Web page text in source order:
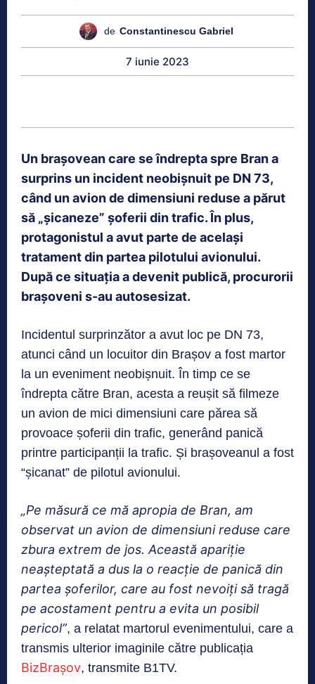
de Constantinescu Gabriel
7 iunie 2023
Un brașovean care se îndrepta spre Bran a
surprins un incident neobișnuit pe DN 73,
când un avion de dimensiuni reduse a părut
să „șicaneze” șoferii din trafic. În plus,
protagonistul a avut parte de același
tratament din partea pilotului avionului.
După ce situația a devenit publică, procurorii
brașoveni s-au autosesizat.
Incidentul surprinzător a avut loc pe DN 73,
atunci când un locuitor din Brașov a fost martor
la un eveniment neobișnuit. În timp ce se
îndrepta către Bran, acesta a reușit să filmeze
un avion de mici dimensiuni care părea să
provoace șoferii din trafic, generând panică
printre participanții la trafic. Și brașoveanul a fost
“șicanat” de pilotul avionului.
„Pe măsură ce mă apropia de Bran, am
observat un avion de dimensiuni reduse care
zbura extrem de jos. Această apariție
neașteptată a dus la o reacție de panică din
partea șoferilor, care au fost nevoiți să tragă
pe acostament pentru a evita un posibil
pericol”, a relatat martorul evenimentului, care a
transmis ulterior imaginile către publicația
BizBrașov, transmite B1TV.